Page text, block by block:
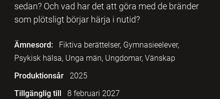
sedan? Och vad har det att göra med de bränder
som plötsligt börjar härja i nutid?
Ämnesord:
Fiktiva berättelser, Gymnasieelever,
Psykisk hälsa, Unga män, Ungdomar, Vänskap
Produktionsår
2025
Tillgänglig till
8 februari 2027